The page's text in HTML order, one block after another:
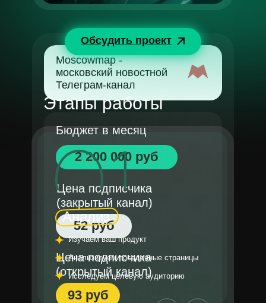
2 200 000 руб
Бюджет в месяц
52 руб
Цена подписчика
(закрытый канал)
93 руб
Цена подписчика
(открытый канал)
Moscowmap -
московский новостной
Телеграм-канал
Обсудить проект
Изучаем ваш продукт
Анализируем посадочные страницы
Исследуем целевую аудиторию
Анализ
Этапы работы